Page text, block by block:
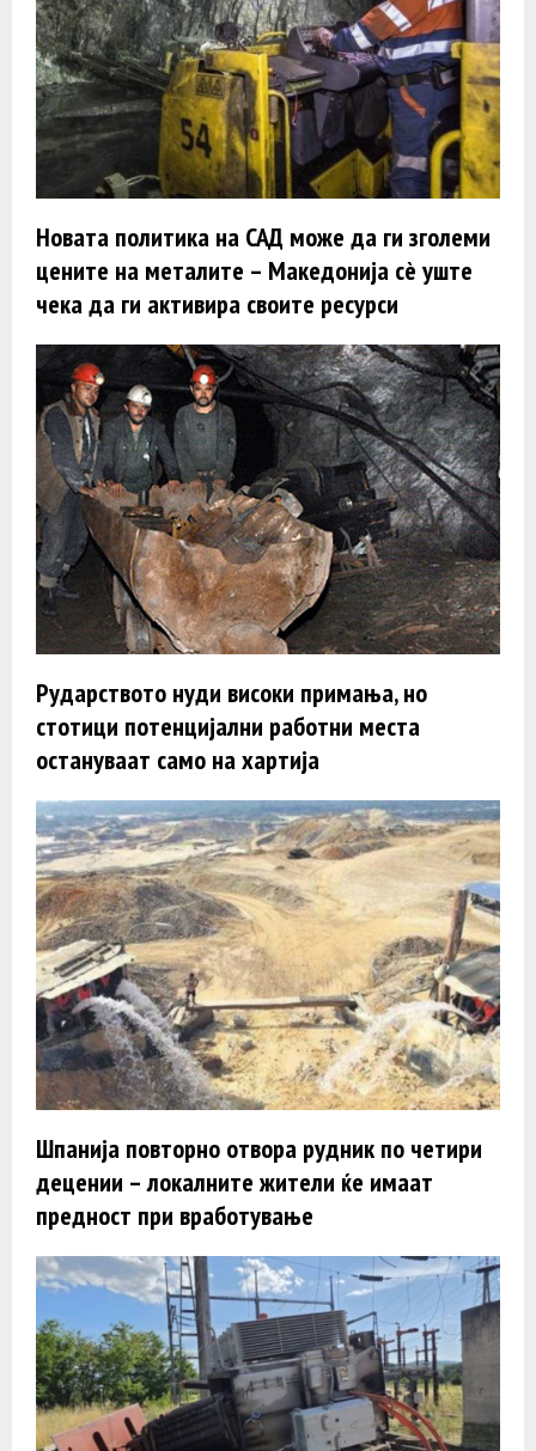
Новата политика на САД може да ги зголеми
цените на металите – Македонија сè уште
чека да ги активира своите ресурси
Рударството нуди високи примања, но
стотици потенцијални работни места
остануваат само на хартија
Шпанија повторно отвора рудник по четири
децении – локалните жители ќе имаат
предност при вработување